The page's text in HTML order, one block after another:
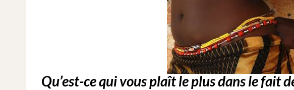
Qu’est-ce qui vous plaît le plus dans le fait